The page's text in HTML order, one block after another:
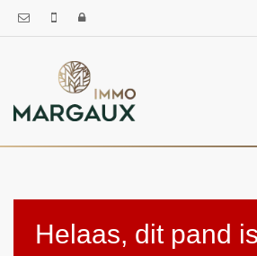
Helaas, dit pand